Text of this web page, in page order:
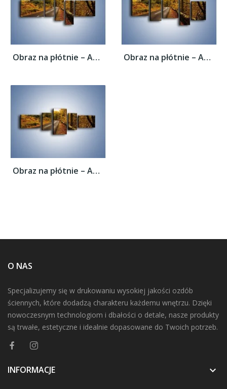
Obraz na płótnie – Asfaltową droga przez... Obraz na płótnie – Asfaltową droga przez...
Obraz na płótnie – Asfaltową droga przez...
O NAS
Specjalizujemy się w drukowaniu wysokiej jakości ozdób
ściennych, które dodadzą charakteru każdemu wnętrzu. Dzięki
nowoczesnym technologiom i dbałości o detale, nasze produkty
są trwałe, estetyczne i idealnie dopasowane do Twoich potrzeb.
INFORMACJE 